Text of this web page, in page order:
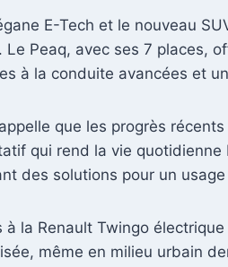
E-Tech et le nouveau
Le Peaq, avec ses 7
à la conduite avancées et
que les progrès
qui rend la vie
des solutions pour un
la Renault Twingo
même en milieu urbain